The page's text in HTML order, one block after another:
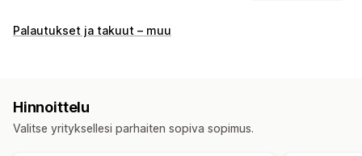
Palautusvaihtoehdot
Alennuskoodit
Palautukset ja takuut – muu
Hinnoittelu
Valitse yrityksellesi parhaiten sopiva sopimus.